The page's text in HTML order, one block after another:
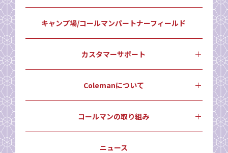
キャンプ場/コールマンパートナーフィールド
カスタマーサポート
Colemanについて
コールマンの取り組み
ニュース